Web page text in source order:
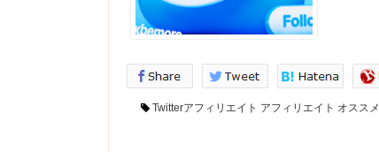
Twitterアフィリエイト アフィリエイト オススメ